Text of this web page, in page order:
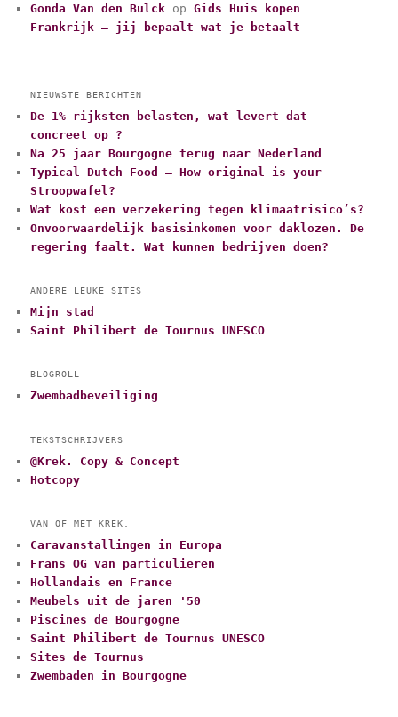
Gonda Van den Bulck opGids Huis kopen
Frankrijk – jij bepaalt wat je betaalt
NIEUWSTE BERICHTEN
De 1% rijksten belasten, wat levert dat
concreet op ?
Na 25 jaar Bourgogne terug naar Nederland
Typical Dutch Food – How original is your
Stroopwafel?
Wat kost een verzekering tegen klimaatrisico’s?
Onvoorwaardelijk basisinkomen voor daklozen. De
regering faalt. Wat kunnen bedrijven doen?
ANDERE LEUKE SITES
Mijn stad
Saint Philibert de Tournus UNESCO
BLOGROLL
Zwembadbeveiliging
TEKSTSCHRIJVERS
@Krek. Copy & Concept
Hotcopy
VAN OF MET KREK.
Caravanstallingen in Europa
Frans OG van particulieren
Hollandais en France
Meubels uit de jaren '50
Piscines de Bourgogne
Saint Philibert de Tournus UNESCO
Sites de Tournus
Zwembaden in Bourgogne